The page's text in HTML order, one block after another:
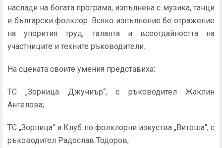
наслади на богата програма, изпълнена с музика, танци
и български фолклор. Всяко изпълнение бе отражение
на упорития труд, таланта и всеотдайността на
участниците и техните ръководители.
На сцената своите умения представиха:
ТС „Зорница Джуниър“, с ръководител Жаклин
Ангелова;
ТС „Зорница“ и Клуб по фолклорни изкуства „Витоша“, с
ръководител Радослав Тодоров;